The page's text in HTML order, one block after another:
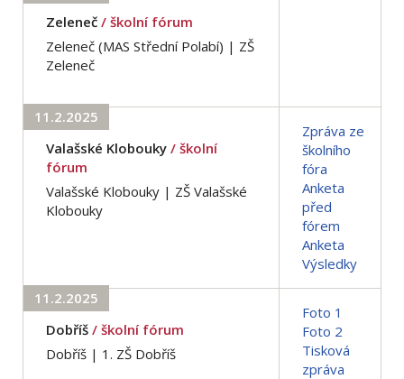
Zeleneč / školní fórum
Zeleneč (MAS Střední Polabí) | ZŠ
Zeleneč
11.2.2025
Valašské Klobouky / školní
fórum
Valašské Klobouky | ZŠ Valašské
Klobouky
Zpráva ze
školního
fóra
Anketa
před
fórem
Anketa
Výsledky
11.2.2025
Dobříš / školní fórum
Dobříš | 1. ZŠ Dobříš
Foto 1
Foto 2
Tisková
zpráva